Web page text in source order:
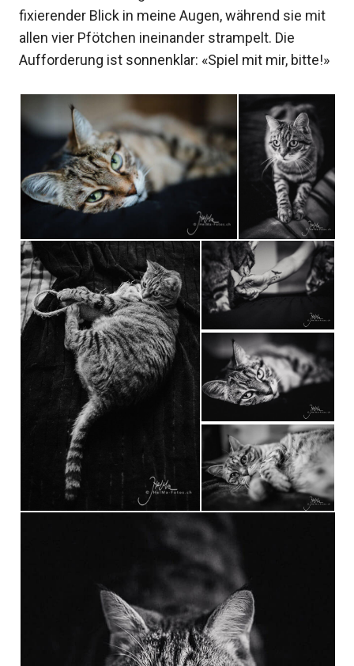
fixierender Blick in meine Augen, während sie mit
allen vier Pfötchen ineinander strampelt. Die
Aufforderung ist sonnenklar: «Spiel mit mir, bitte!»